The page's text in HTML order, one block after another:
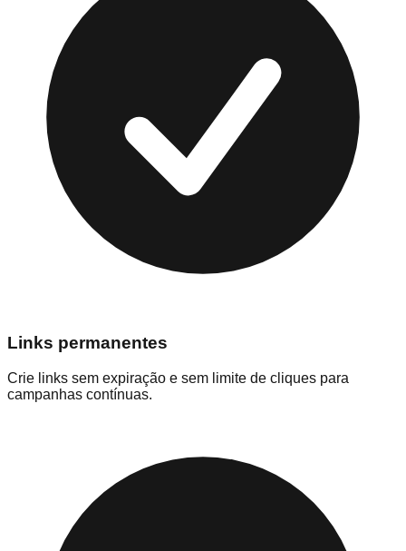
Links permanentes
Crie links sem expiração e sem limite de cliques para
campanhas contínuas.